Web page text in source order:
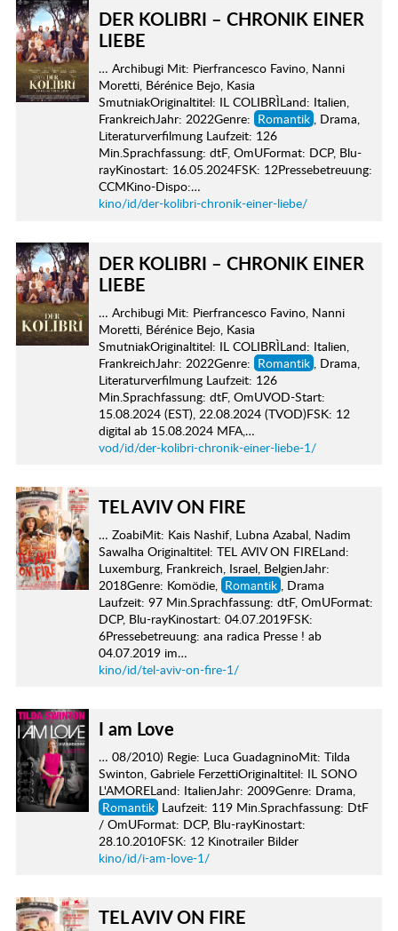
DER KOLIBRI – CHRONIK EINER
LIEBE
… Archibugi Mit: Pierfrancesco Favino, Nanni
Moretti, Bérénice Bejo, Kasia
SmutniakOriginaltitel: IL COLIBRÌLand: Italien,
FrankreichJahr: 2022Genre: Romantik , Drama,
Literaturverfilmung Laufzeit: 126
Min.Sprachfassung: dtF, OmUFormat: DCP, Blu-
rayKinostart: 16.05.2024FSK: 12Pressebetreuung:
CCMKino-Dispo:…
kino/id/der-kolibri-chronik-einer-liebe/
DER KOLIBRI – CHRONIK EINER
LIEBE
… Archibugi Mit: Pierfrancesco Favino, Nanni
Moretti, Bérénice Bejo, Kasia
SmutniakOriginaltitel: IL COLIBRÌLand: Italien,
FrankreichJahr: 2022Genre: Romantik , Drama,
Literaturverfilmung Laufzeit: 126
Min.Sprachfassung: dtF, OmUVOD-Start:
15.08.2024 (EST), 22.08.2024 (TVOD)FSK: 12
digital ab 15.08.2024 MFA,…
vod/id/der-kolibri-chronik-einer-liebe-1/
TEL AVIV ON FIRE
… ZoabiMit: Kais Nashif, Lubna Azabal, Nadim
Sawalha Originaltitel: TEL AVIV ON FIRELand:
Luxemburg, Frankreich, Israel, BelgienJahr:
2018Genre: Komödie, Romantik , Drama
Laufzeit: 97 Min.Sprachfassung: dtF, OmUFormat:
DCP, Blu-rayKinostart: 04.07.2019FSK:
6Pressebetreuung: ana radica Presse ! ab
04.07.2019 im…
kino/id/tel-aviv-on-fire-1/
I am Love
… 08/2010) Regie: Luca GuadagninoMit: Tilda
Swinton, Gabriele FerzettiOriginaltitel: IL SONO
L'AMORELand: ItalienJahr: 2009Genre: Drama,
Romantik Laufzeit: 119 Min.Sprachfassung: DtF
/ OmUFormat: DCP, Blu-rayKinostart:
28.10.2010FSK: 12 Kinotrailer Bilder
kino/id/i-am-love-1/
TEL AVIV ON FIRE